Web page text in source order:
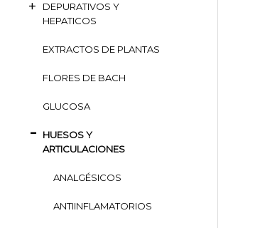
DEPURATIVOS Y
HEPATICOS
EXTRACTOS DE PLANTAS
FLORES DE BACH
GLUCOSA
HUESOS Y
ARTICULACIONES
ANALGÉSICOS
ANTIINFLAMATORIOS